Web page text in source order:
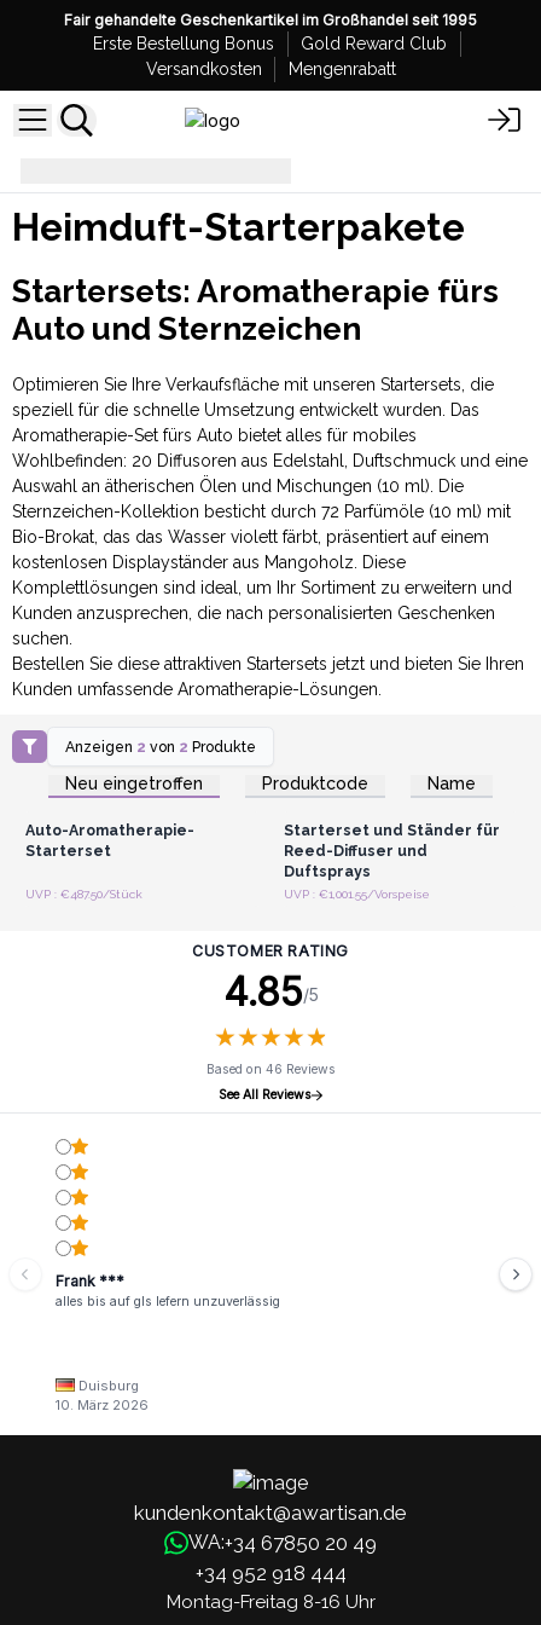
Fair gehandelte Geschenkartikel im Großhandel seit 1995
Erste Bestellung Bonus
Gold Reward Club
Versandkosten
Mengenrabatt
Heimduft-Starterpakete
Startersets: Aromatherapie fürs
Auto und Sternzeichen
Optimieren Sie Ihre Verkaufsfläche mit unseren Startersets, die
speziell für die schnelle Umsetzung entwickelt wurden. Das
Aromatherapie-Set fürs Auto bietet alles für mobiles
Wohlbefinden: 20 Diffusoren aus Edelstahl, Duftschmuck und eine
Auswahl an ätherischen Ölen und Mischungen (10 ml). Die
Sternzeichen-Kollektion besticht durch 72 Parfümöle (10 ml) mit
Bio-Brokat, das das Wasser violett färbt, präsentiert auf einem
kostenlosen Displayständer aus Mangoholz. Diese
Komplettlösungen sind ideal, um Ihr Sortiment zu erweitern und
Kunden anzusprechen, die nach personalisierten Geschenken
suchen.
Bestellen Sie diese attraktiven Startersets jetzt und bieten Sie Ihren
Kunden umfassende Aromatherapie-Lösungen.
Anzeigen 2 von 2 Produkte
Neu eingetroffen Produktcode Name
Anmelden oder
Registrieren für
Großhandelspreise
Auto-Aromatherapie-
Starterset
UVP : €487.50/Stück
Registrieren für
Großhandelspreise
Starterset und Ständer für
Reed-Diffuser und
Duftsprays
UVP : €1,001.55/Vorspeise
CUSTOMER RATING
4.85/5
★★★★★
★★★★★
Based on 46 Reviews
See All Reviews
Frank ***
alles bis auf gls lefern unzuverlässig
Duisburg
10. März 2026
kundenkontakt@awartisan.de
WA:+34 67850 20 49
+34 952 918 444
Montag-Freitag 8-16 Uhr